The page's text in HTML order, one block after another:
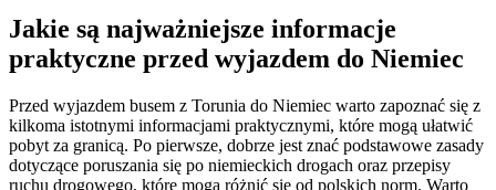
Jakie są najważniejsze informacje
praktyczne przed wyjazdem do Niemiec
Przed wyjazdem busem z Torunia do Niemiec warto zapoznać się z
kilkoma istotnymi informacjami praktycznymi, które mogą ułatwić
pobyt za granicą. Po pierwsze, dobrze jest znać podstawowe zasady
dotyczące poruszania się po niemieckich drogach oraz przepisy
ruchu drogowego, które mogą różnić się od polskich norm. Warto